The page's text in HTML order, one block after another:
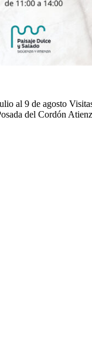
al 9 de agosto
del Cordón